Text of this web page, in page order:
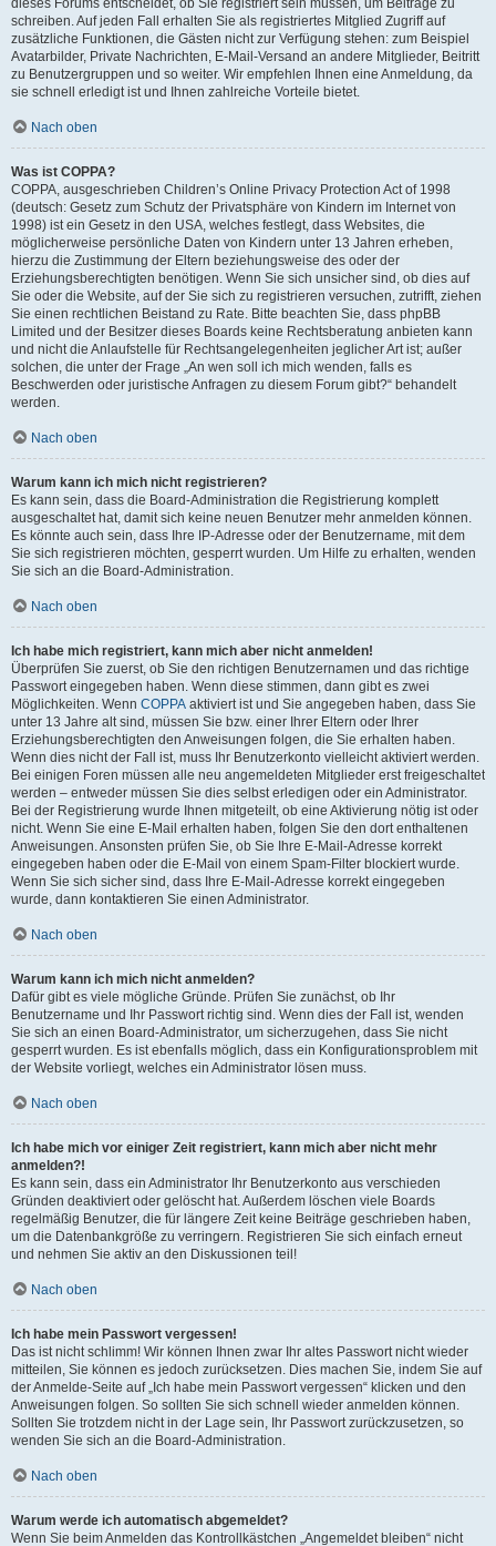
dieses Forums entscheidet, ob Sie registriert sein müssen, um Beiträge zu
schreiben. Auf jeden Fall erhalten Sie als registriertes Mitglied Zugriff auf
zusätzliche Funktionen, die Gästen nicht zur Verfügung stehen: zum Beispiel
Avatarbilder, Private Nachrichten, E-Mail-Versand an andere Mitglieder, Beitritt
zu Benutzergruppen und so weiter. Wir empfehlen Ihnen eine Anmeldung, da
sie schnell erledigt ist und Ihnen zahlreiche Vorteile bietet.
Nach oben
Was ist COPPA?
COPPA, ausgeschrieben Children’s Online Privacy Protection Act of 1998
(deutsch: Gesetz zum Schutz der Privatsphäre von Kindern im Internet von
1998) ist ein Gesetz in den USA, welches festlegt, dass Websites, die
möglicherweise persönliche Daten von Kindern unter 13 Jahren erheben,
hierzu die Zustimmung der Eltern beziehungsweise des oder der
Erziehungsberechtigten benötigen. Wenn Sie sich unsicher sind, ob dies auf
Sie oder die Website, auf der Sie sich zu registrieren versuchen, zutrifft, ziehen
Sie einen rechtlichen Beistand zu Rate. Bitte beachten Sie, dass phpBB
Limited und der Besitzer dieses Boards keine Rechtsberatung anbieten kann
und nicht die Anlaufstelle für Rechtsangelegenheiten jeglicher Art ist; außer
solchen, die unter der Frage „An wen soll ich mich wenden, falls es
Beschwerden oder juristische Anfragen zu diesem Forum gibt?“ behandelt
werden.
Nach oben
Warum kann ich mich nicht registrieren?
Es kann sein, dass die Board-Administration die Registrierung komplett
ausgeschaltet hat, damit sich keine neuen Benutzer mehr anmelden können.
Es könnte auch sein, dass Ihre IP-Adresse oder der Benutzername, mit dem
Sie sich registrieren möchten, gesperrt wurden. Um Hilfe zu erhalten, wenden
Sie sich an die Board-Administration.
Nach oben
Ich habe mich registriert, kann mich aber nicht anmelden!
Überprüfen Sie zuerst, ob Sie den richtigen Benutzernamen und das richtige
Passwort eingegeben haben. Wenn diese stimmen, dann gibt es zwei
Möglichkeiten. Wenn COPPA aktiviert ist und Sie angegeben haben, dass Sie
unter 13 Jahre alt sind, müssen Sie bzw. einer Ihrer Eltern oder Ihrer
Erziehungsberechtigten den Anweisungen folgen, die Sie erhalten haben.
Wenn dies nicht der Fall ist, muss Ihr Benutzerkonto vielleicht aktiviert werden.
Bei einigen Foren müssen alle neu angemeldeten Mitglieder erst freigeschaltet
werden – entweder müssen Sie dies selbst erledigen oder ein Administrator.
Bei der Registrierung wurde Ihnen mitgeteilt, ob eine Aktivierung nötig ist oder
nicht. Wenn Sie eine E-Mail erhalten haben, folgen Sie den dort enthaltenen
Anweisungen. Ansonsten prüfen Sie, ob Sie Ihre E-Mail-Adresse korrekt
eingegeben haben oder die E-Mail von einem Spam-Filter blockiert wurde.
Wenn Sie sich sicher sind, dass Ihre E-Mail-Adresse korrekt eingegeben
wurde, dann kontaktieren Sie einen Administrator.
Nach oben
Warum kann ich mich nicht anmelden?
Dafür gibt es viele mögliche Gründe. Prüfen Sie zunächst, ob Ihr
Benutzername und Ihr Passwort richtig sind. Wenn dies der Fall ist, wenden
Sie sich an einen Board-Administrator, um sicherzugehen, dass Sie nicht
gesperrt wurden. Es ist ebenfalls möglich, dass ein Konfigurationsproblem mit
der Website vorliegt, welches ein Administrator lösen muss.
Nach oben
Ich habe mich vor einiger Zeit registriert, kann mich aber nicht mehr
anmelden?!
Es kann sein, dass ein Administrator Ihr Benutzerkonto aus verschieden
Gründen deaktiviert oder gelöscht hat. Außerdem löschen viele Boards
regelmäßig Benutzer, die für längere Zeit keine Beiträge geschrieben haben,
um die Datenbankgröße zu verringern. Registrieren Sie sich einfach erneut
und nehmen Sie aktiv an den Diskussionen teil!
Nach oben
Ich habe mein Passwort vergessen!
Das ist nicht schlimm! Wir können Ihnen zwar Ihr altes Passwort nicht wieder
mitteilen, Sie können es jedoch zurücksetzen. Dies machen Sie, indem Sie auf
der Anmelde-Seite auf „Ich habe mein Passwort vergessen“ klicken und den
Anweisungen folgen. So sollten Sie sich schnell wieder anmelden können.
Sollten Sie trotzdem nicht in der Lage sein, Ihr Passwort zurückzusetzen, so
wenden Sie sich an die Board-Administration.
Nach oben
Warum werde ich automatisch abgemeldet?
Wenn Sie beim Anmelden das Kontrollkästchen „Angemeldet bleiben“ nicht